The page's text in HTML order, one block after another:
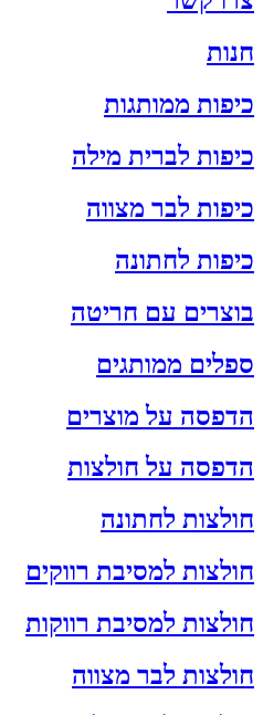
חנות
כיפות ממותגות
כיפות לברית מילה
כיפות לבר מצווה
כיפות לחתונה
בוצרים עם חריטה
ספלים ממותגים
הדפסה על מוצרים
הדפסה על חולצות
חולצות לחתונה
חולצות למסיבת רווקים
חולצות למסיבת רווקות
חולצות לבר מצווה